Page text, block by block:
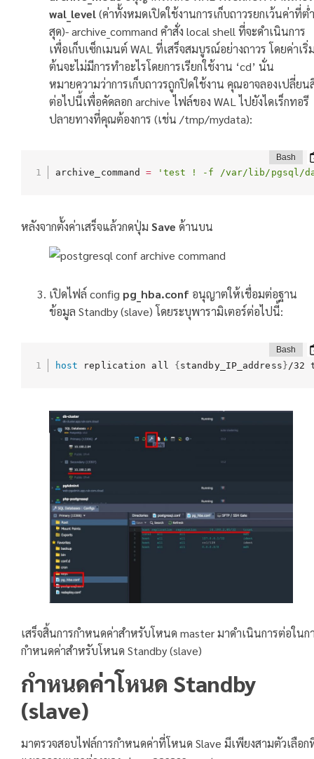
wal_level(ค่าทั้งหมดเปิดใช้งานการเก็บถาวรยกเว้นค่าที่ต่ำ
สุด)- archive_command คำสั่ง local shell ที่จะดำเนินการ
เพื่อเก็บเซ็กเมนต์ WAL ที่เสร็จสมบูรณ์อย่างถาวร โดยค่าเริ่
ต้นจะไม่มีการทำอะไรโดยการเรียกใช้งาน ‘cd’ นั่น
หมายความว่าการเก็บถาวรถูกปิดใช้งาน คุณอาจลองเปลี่ยน
ต่อไปนี้เพื่อคัดลอก archive ไฟล์ของ WAL ไปยังไดเร็กทอรี
ปลายทางที่คุณต้องการ (เช่น /tmp/mydata):
archive_command = 'test ! -f /var/lib/pgsql/
หลังจากตั้งค่าเสร็จแล้วกดปุ่ม Save ด้านบน
เปิดไฟล์ config pg_hba.conf อนุญาตให้เชื่อมต่อฐาน
ข้อมูล Standby (slave) โดยระบุพารามิเตอร์ต่อไปนี้:
host replication all { standby_IP_address } /32
เสร็จสิ้นการกำหนดค่าสำหรับโหนด master มาดำเนินการต่อในก
กำหนดค่าสำหรับโหนด Standby (slave)
กำหนดค่าโหนด Standby
(slave)
มาตรวจสอบไฟล์การกำหนดค่าที่โหนด Slave มีเพียงสามตัวเลือก